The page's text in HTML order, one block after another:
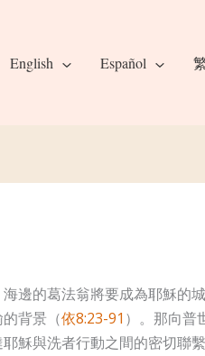
English Español
邊的葛法翁將要成為耶穌
背景（依8:23-91 ）。那向普
穌與洗者行動之間的密切